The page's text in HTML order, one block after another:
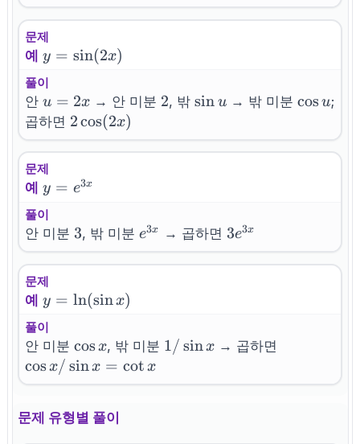
문제
예 y=\sin(2x)
y = sin(2x)
풀이
안 u=2x
u = 2x → 안 미분 2
2, 밖\sin
sin u→ 밖 미분 \cos
cosu;
곱하면 2\cos(2x)
2cos(2x)
문제
예 y=e^{3x}
y = e3x
풀이
안 미분 3
3, 밖 미분 e^{3x}
e3x → 곱하면 3e^{3x}
3e3x
문제
예 y=\ln(\sin
x)
y = ln(sinx)
풀이
안 미분 \cos
x
cosx, 밖 미분 1/\sin
1/ sinx → 곱하면
cosx/ sinx = cot x
문제 유형별 풀이